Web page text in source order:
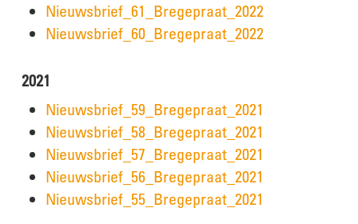
Nieuwsbrief_61_Bregepraat_2022
Nieuwsbrief_60_Bregepraat_2022
2021
Nieuwsbrief_59_Bregepraat_2021
Nieuwsbrief_58_Bregepraat_2021
Nieuwsbrief_57_Bregepraat_2021
Nieuwsbrief_56_Bregepraat_2021
Nieuwsbrief_55_Bregepraat_2021